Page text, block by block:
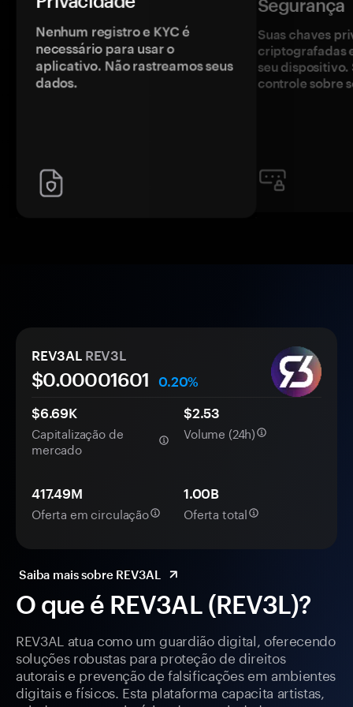
Nenhum registro e KYC é
necessário para usar o
aplicativo. Não rastreamos seus
dados.
Segurança
Suas chaves
criptografadas
seu dispositivo.
controle sobre
O que é REV3AL (REV3L)?
REV3AL atua como um guardião digital, oferecendo
soluções robustas para proteção de direitos
autorais e prevenção de falsificações em ambientes
digitais e físicos. Esta plataforma capacita artistas,
REV3AL REV3L
$0.00001601
0.20%
$6.69K
Capitalização de
mercado
$2.53
Volume (24h)
417.49M
Oferta em circulação
1.00B
Oferta total
Saiba mais sobre REV3AL